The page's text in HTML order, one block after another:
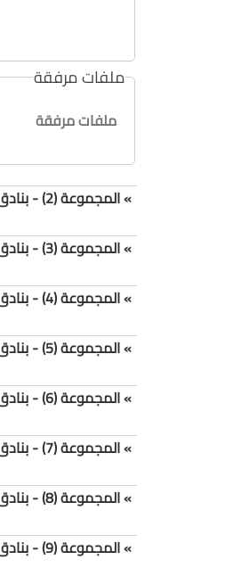
ملفات مرفقة
ملفات مرفقة
» المجموعة (2) - بنادق قناصة وذخيرة وقنابل مختلفة وقناع وفلتر واقي من الغاز لعام 2026
» المجموعة (3) - بنادق قناصة وذخيرة وقنابل مختلفة وقناع وفلتر واقي من الغاز لعام 2026
» المجموعة (4) - بنادق قناصة وذخيرة وقنابل مختلفة وقناع وفلتر واقي من الغاز لعام 2026
» المجموعة (5) - بنادق قناصة وذخيرة وقنابل مختلفة وقناع وفلتر واقي من الغاز لعام 2026
» المجموعة (6) - بنادق قناصة وذخيرة وقنابل مختلفة وقناع وفلتر واقي من الغاز لعام 2026
» المجموعة (7) - بنادق قناصة وذخيرة وقنابل مختلفة وقناع وفلتر واقي من الغاز لعام 2026
» المجموعة (8) - بنادق قناصة وذخيرة وقنابل مختلفة وقناع وفلتر واقي من الغاز لعام 2026
» المجموعة (9) - بنادق قناصة وذخيرة وقنابل مختلفة وقناع وفلتر واقي من الغاز لعام 2026